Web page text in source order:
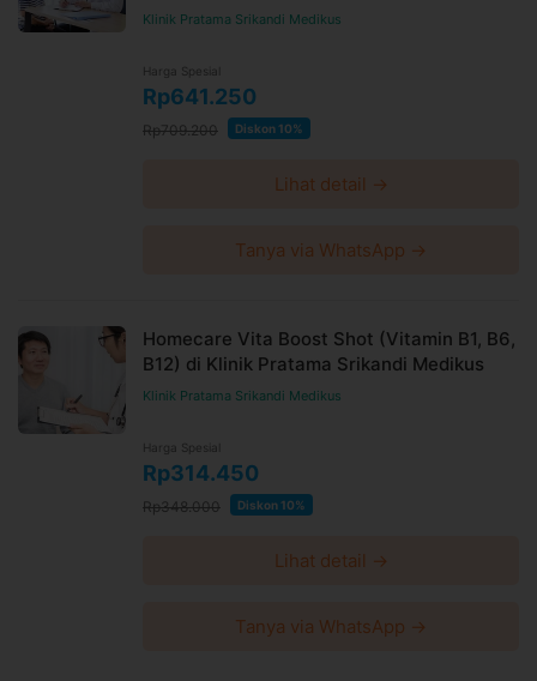
Klinik Pratama Srikandi Medikus
Harga Spesial
Rp641.250
Rp709.200 Diskon 10%
Lihat detail →
Tanya via WhatsApp →
Homecare Vita Boost Shot (Vitamin B1, B6,
B12) di Klinik Pratama Srikandi Medikus
Klinik Pratama Srikandi Medikus
Harga Spesial
Rp314.450
Rp348.000 Diskon 10%
Lihat detail →
Tanya via WhatsApp →